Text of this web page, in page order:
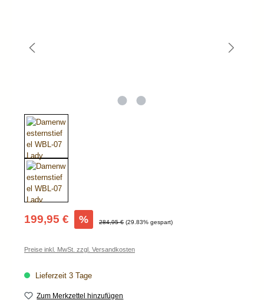
Verkaufspreis:
199,95 € % Regulärer Preis:
284,95 € (29.83% gespart)
Preise inkl. MwSt. zzgl. Versandkosten
Lieferzeit 3 Tage
Zum Merkzettel hinzufügen